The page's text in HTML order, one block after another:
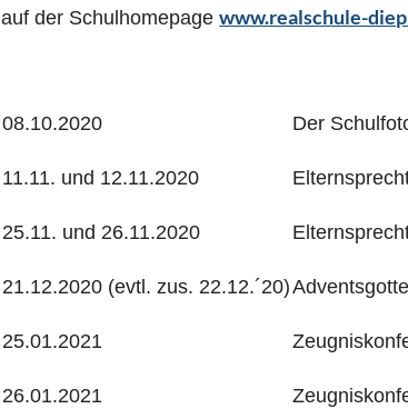
auf der Schulhomepagewww.realschule-
08.10.2020 Der
11.11. und 12.11.2020
25.11. und 26.11.2020
21.12.2020 (evtl. zus. 22.12.´20)
25.01.2021
26.01.2021